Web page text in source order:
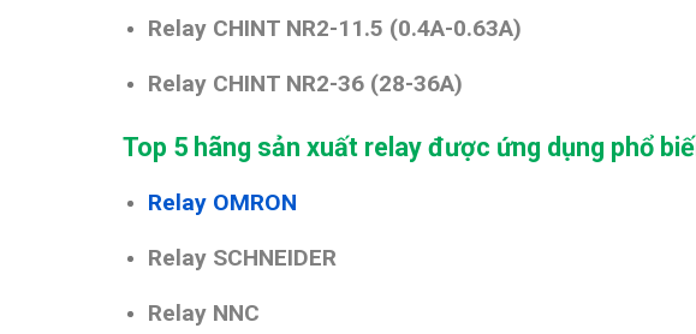
Relay CHINT NR2-11.5 (0.4A-0.63A)
Relay CHINT NR2-36 (28-36A)
Top 5 hãng sản xuất relay được ứng dụng phổ
Relay OMRON
Relay SCHNEIDER
Relay NNC